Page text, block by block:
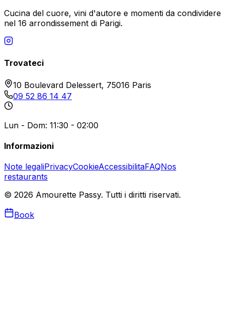
Cucina del cuore, vini d'autore e momenti da condividere
nel 16 arrondissement di Parigi.
Trovateci
10 Boulevard Delessert, 75016 Paris
09 52 86 14 47
Lun - Dom: 11:30 - 02:00
Informazioni
Note legaliPrivacyCookieAccessibilitaFAQNos
restaurants
© 2026 Amourette Passy. Tutti i diritti riservati.
Book